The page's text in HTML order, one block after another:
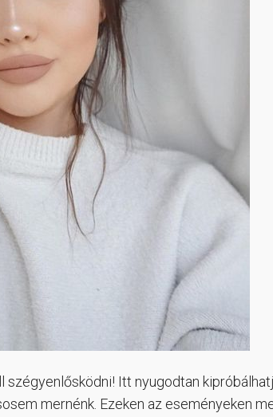
szégyenlősködni! Itt nyugodtan
mernénk. Ezeken az eseményeken